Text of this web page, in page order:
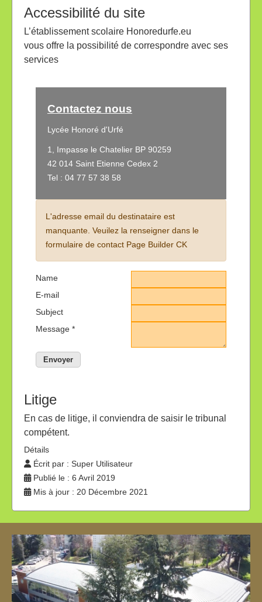
Accessibilité du site
L’établissement scolaire Honoredurfe.eu
vous offre la possibilité de correspondre avec ses
services
Contactez nous
Lycée Honoré d'Urfé
1, Impasse le Chatelier BP 90259
42 014 Saint Etienne Cedex 2
Tel : 04 77 57 38 58
L'adresse email du destinataire est
manquante. Veuilez la renseigner dans le
formulaire de contact Page Builder CK
Name
E-mail
Subject
Message *
Envoyer
Litige
En cas de litige, il conviendra de saisir le tribunal
compétent.
Détails
Écrit par : Super Utilisateur
Publié le : 6 Avril 2019
Mis à jour : 20 Décembre 2021